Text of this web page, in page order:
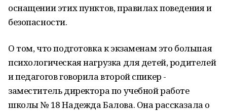
оснащении этих пунктов, правилах поведения и
безопасности.
О том, что подготовка к экзаменам это большая
психологическая нагрузка для детей, родителей
и педагогов говорила второй спикер -
заместитель директора по учебной работе
школы № 18 Надежда Балова. Она рассказала о